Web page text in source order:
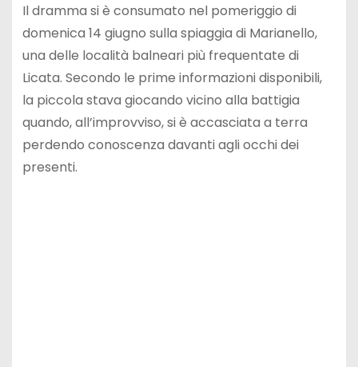
Il dramma si è consumato nel pomeriggio di
domenica 14 giugno sulla spiaggia di Marianello,
una delle località balneari più frequentate di
Licata. Secondo le prime informazioni disponibili,
la piccola stava giocando vicino alla battigia
quando, all’improvviso, si è accasciata a terra
perdendo conoscenza davanti agli occhi dei
presenti.